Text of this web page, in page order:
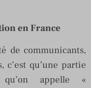
en France
de communicants,
qu’une partie
appelle «